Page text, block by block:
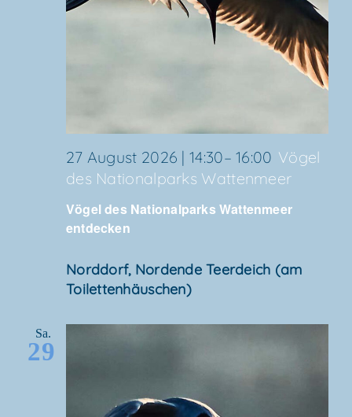
Vögel des Natio­nal­parks Wat­ten­meer
entdecken
27 August 2026 | 14:30–16:00 Vögel
des Natio­nal­parks Wattenmeer
Nord­dorf, Nor­den­de Teer­deich (am
Toilettenhäuschen)
Sa.
29